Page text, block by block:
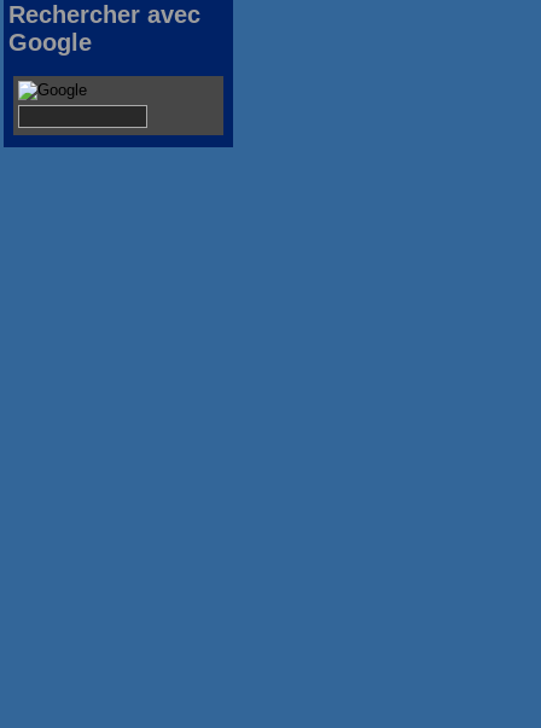
Rechercher avec
Google